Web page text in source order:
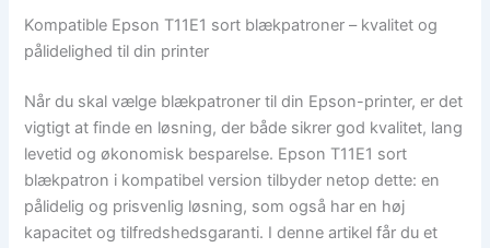
Kompatible Epson T11E1 sort blækpatroner – kvalitet og
pålidelighed til din printer
Når du skal vælge blækpatroner til din Epson-printer, er det
vigtigt at finde en løsning, der både sikrer god kvalitet, lang
levetid og økonomisk besparelse. Epson T11E1 sort
blækpatron i kompatibel version tilbyder netop dette: en
pålidelig og prisvenlig løsning, som også har en høj
kapacitet og tilfredsheds­garanti. I denne artikel får du et